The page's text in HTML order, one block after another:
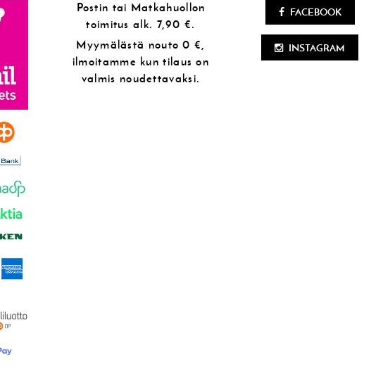
Postin tai Matkahuollon
toimitus alk. 7,90 €.
Myymälästä nouto 0 €,
ilmoitamme kun tilaus on
valmis noudettavaksi.
FACEBOOK
INSTAGRAM